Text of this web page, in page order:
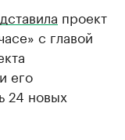
проект
с главой
его
24 новых